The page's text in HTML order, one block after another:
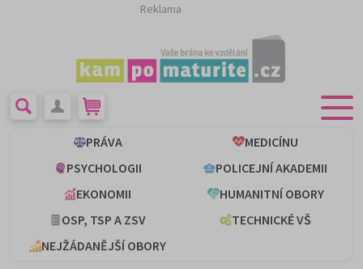
Reklama
PRÁVA
MEDICÍNU
PSYCHOLOGII
POLICEJNÍ AKADEMII
EKONOMII
HUMANITNÍ OBORY
OSP, TSP A ZSV
TECHNICKÉ VŠ
NEJŽÁDANĚJŠÍ OBORY